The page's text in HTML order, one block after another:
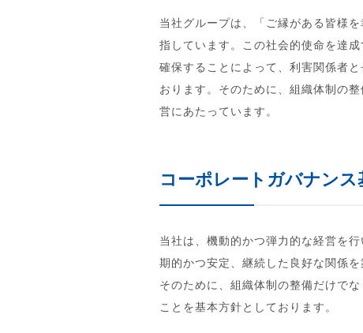
当社グループは、「ご縁がある皆様
指しています。この社会的使命を達
確保することによって、利害関係者
おります。そのために、組織体制の
営にあたっています。
コーポレートガバナンス
当社は、機動的かつ弾力的な経営を
期的かつ安定、継続した良好な関係
そのために、組織体制の整備だけで
ことを基本方針としております。